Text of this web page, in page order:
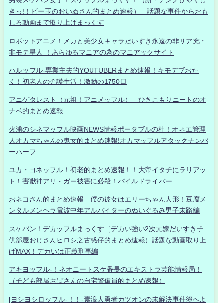
きっ!！ビー玉のおいぬさん的まとめ速報） 話題な事件からおも
しろ動画まで取り上げまっくす
ロボットアニメ！メカと美少女キャラだいすき永遠の非リア充・
非モテ星人 ！あらゆるマニアの為のマニアックサイト
ハルッフル-専業主夫的YOUTUBERまとめ速報！キモデブおた
く！初老人の介護生活！激動の1750日
アニゲタレスト（元祖！アニメッフル） ひきこもりニートのオ
ナベ的まとめ速報
火浦のシネマッフル映画NEWS情報ポータブルの杜！オネエ管理
人オカマちゃんの鬼女的まとめ速報!オカマッフルアタックナンバ
ーハーフ
ユカ・ヨネッフル！初老的まとめ速報！！大帝イタチにラリアッ
ト！害獣神アリ・ガー被害に必殺！パイルドライバー
おネコさん的まとめ速報 僕の彼女はエリーちゃん人形！豆腐メ
ンタルメンヘラ電波中年アルバイターのぬいぐるみ男子末路編
スケバン！デカッフルまっくす（デカい強い2次元嫁だいすき子
供部屋おじさんヒロシ之古惑仔的まとめ速報）話題な動画取り上
げMAX！デカいは正義刑事編
アキヨッフル-！ネオニートスケ番長のエキストラ芸能情報局！
（子ども部屋おばさんの自宅警備員的まとめ速報）
[ヨシヨシロッフル-！！-素浪人勇者カツオンの未解決事件簿へよ